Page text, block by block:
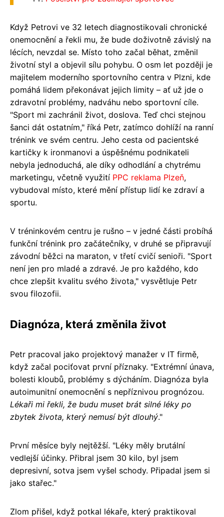
Když Petrovi ve 32 letech diagnostikovali chronické
onemocnění a řekli mu, že bude doživotně závislý na
lécích, nevzdal se. Místo toho začal běhat, změnil
životní styl a objevil sílu pohybu. O osm let později je
majitelem moderního sportovního centra v Plzni, kde
pomáhá lidem překonávat jejich limity – ať už jde o
zdravotní problémy, nadváhu nebo sportovní cíle.
"Sport mi zachránil život, doslova. Teď chci stejnou
šanci dát ostatním," říká Petr, zatímco dohlíží na ranní
trénink ve svém centru. Jeho cesta od pacientské
kartičky k ironmanovi a úspěšnému podnikateli
nebyla jednoduchá, ale díky odhodlání a chytrému
marketingu, včetně využití PPC reklama Plzeň,
vybudoval místo, které mění přístup lidí ke zdraví a
sportu.
V tréninkovém centru je rušno – v jedné části probíhá
funkční trénink pro začátečníky, v druhé se připravují
závodní běžci na maraton, v třetí cvičí senioři. "Sport
není jen pro mladé a zdravé. Je pro každého, kdo
chce zlepšit kvalitu svého života," vysvětluje Petr
svou filozofii.
Diagnóza, která změnila život
Petr pracoval jako projektový manažer v IT firmě,
když začal pociťovat první příznaky. "Extrémní únava,
bolesti kloubů, problémy s dýcháním. Diagnóza byla
autoimunitní onemocnění s nepříznivou prognózou.
Lékaři mi řekli, že budu muset brát silné léky po
zbytek života, který nemusí být dlouhý."
První měsíce byly nejtěžší. "Léky měly brutální
vedlejší účinky. Přibral jsem 30 kilo, byl jsem
depresivní, sotva jsem vyšel schody. Připadal jsem si
jako stařec."
Zlom přišel, když potkal lékaře, který praktikoval